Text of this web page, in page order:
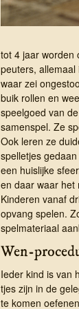
tot 4 jaar worden
peuters, allemaal
waar zei
buik rollen en
speelgoed van
samenspel. Ze
Ook leren ze
spelletjes
een huislijke
en daar waar het
Kinderen vanaf
opvang spelen.
spelmateriaal
Wen-
Ieder kind is van
tjes zijn in de
te komen